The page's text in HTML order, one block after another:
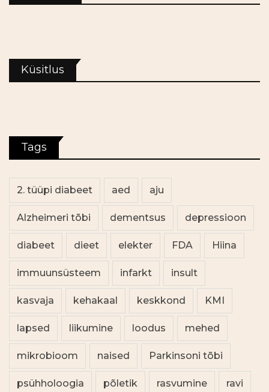
Küsitlus
Tags
2. tüüpi diabeet aed aju
Alzheimeri tõbi dementsus depressioon
diabeet dieet elekter FDA Hiina
immuunsüsteem infarkt insult
kasvaja kehakaal keskkond KMI
lapsed liikumine loodus mehed
mikrobioom naised Parkinsoni tõbi
psühholoogia põletik rasvumine ravi